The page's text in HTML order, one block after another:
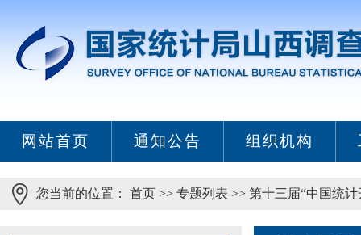
网站首页 通知公告 组织机构
您当前的位置： 首页 >> 专题列表 >> 第十三届“中国统计